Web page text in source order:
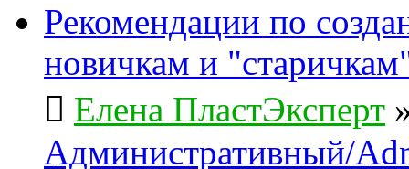
Рекомендации по
новичкам и
Елена ПластЭксперт
Административный/